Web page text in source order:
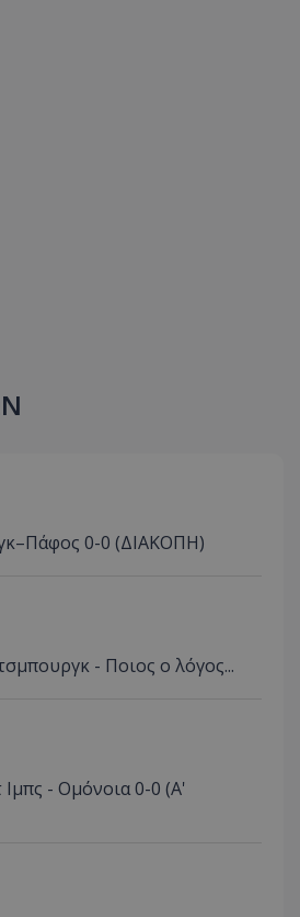
0-0 (ΔΙΑΚΟΠΗ)
- Ποιος ο λόγος...
Ιμπς - Ομόνοια 0-0 (Α'